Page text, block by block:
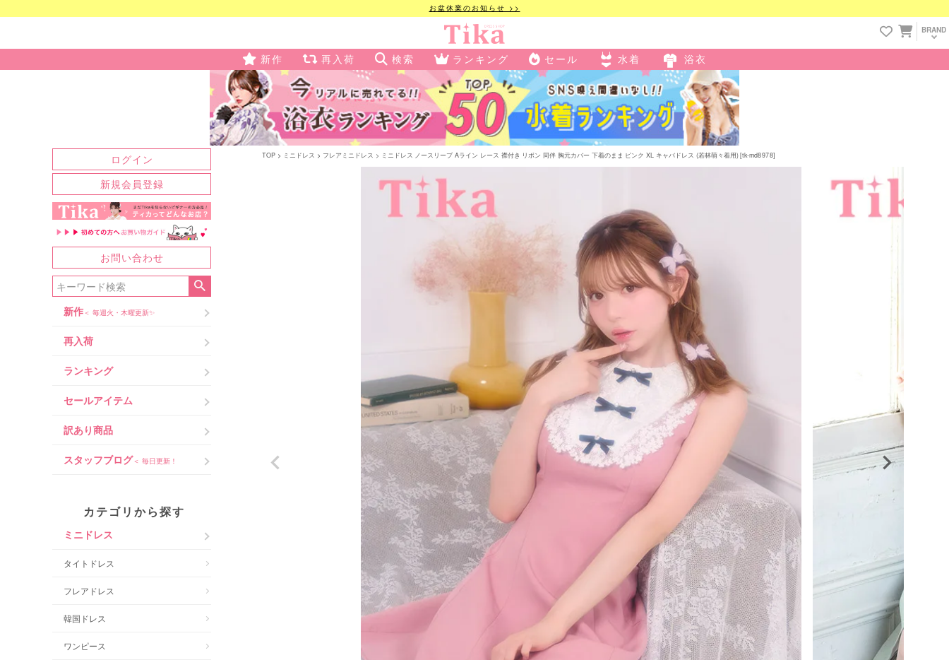
お盆休業のお知らせ >>
BRAND
新作 再入荷 検索 ランキング セール 水着 浴衣
ログイン
新規会員登録
お問い合わせ
新作＜ 毎週火・木曜更新✨
再入荷
ランキング
セールアイテム
訳あり商品
スタッフブログ＜ 毎日更新！
カテゴリから探す
ミニドレス
タイトドレス
フレアドレス
韓国ドレス
ワンピース
TOP ミニドレス フレアミニドレス ミニドレス ノースリーブ Aライン レース 襟付き リボン 同伴 胸元カバー 下着のまま ピンク XL キャバドレス (若林萌々着用) [tk-md8978]